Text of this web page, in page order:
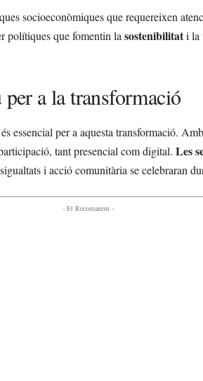
socioeconòmiques que requereixen
polítiques que fomentin lasostenibilitati la
a la transformació
essencial per a aquesta transformació.
tant presencial com digital. Les
i acció comunitària se celebraran
- Et Recomanem -